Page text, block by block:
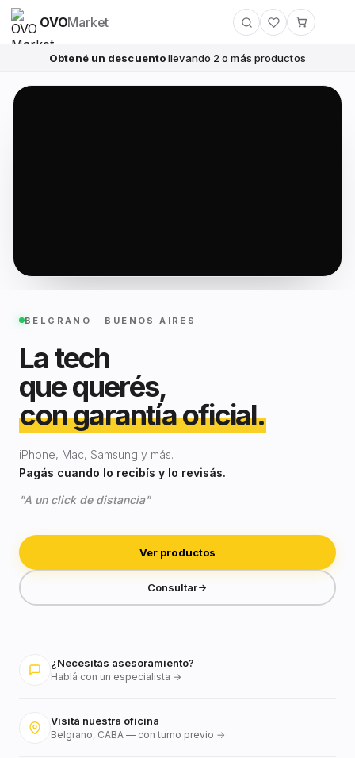
OVOMarket
Obtené un descuentollevando 2 o más productos
BELGRANO · BUENOS AIRES
La tech
que querés,
con garantía oficial.
iPhone, Mac, Samsung y más.
Pagás cuando lo recibís y lo revisás.
"A un click de distancia"
Ver productos
Consultar
¿Necesitás asesoramiento?
Hablá con un especialista →
Visitá nuestra oficina
Belgrano, CABA — con turno previo →